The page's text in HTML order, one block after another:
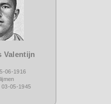
Valentijn
06-1916
05-1945